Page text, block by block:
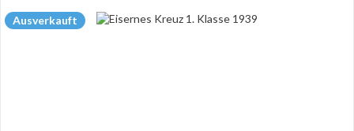
Ausverkauft